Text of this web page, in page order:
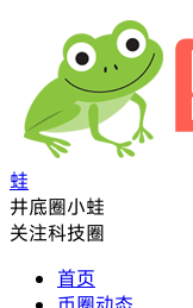
蛙
井底圈小蛙
关注科技圈
首页